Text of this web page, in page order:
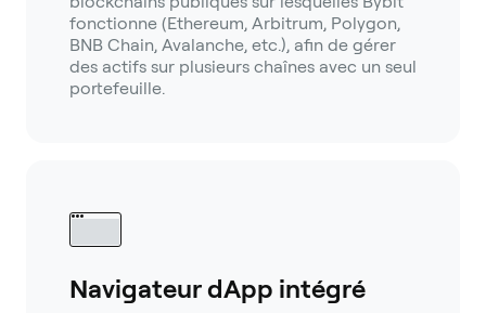
fonctionne (Ethereum, Arbitrum, Polygon,
BNB Chain, Avalanche, etc.), afin de gérer
des actifs sur plusieurs chaînes avec un seul
portefeuille.
Navigateur dApp intégré